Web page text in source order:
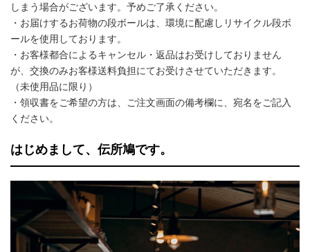
しまう場合がございます。予めご了承ください。
・お届けするお荷物の段ボールは、環境に配慮しリサイクル段ボ
ールを使用しております。
・お客様都合によるキャンセル・返品はお受けしておりません
が、交換のみお客様送料負担にてお受けさせていただきます。
（未使用品に限り）
・領収書をご希望の方は、ご注文画面の備考欄に、宛名をご記入
ください。
はじめまして、伝所鳩です。